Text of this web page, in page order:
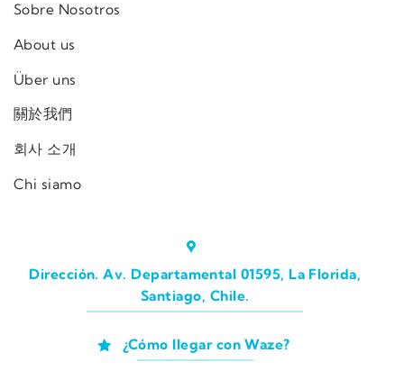
Sobre Nosotros
About us
Über uns
關於我們
회사 소개
Chi siamo
Dirección. Av. Departamental 01595, La Florida,
Santiago, Chile.
¿Cómo llegar con Waze?